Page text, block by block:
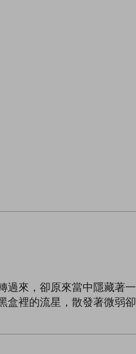
過來，卻原來當中隱藏著一
盒裡的流星，散發著微弱卻